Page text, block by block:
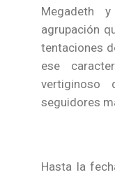
Megadeth
agrupación
tentaciones
ese
seguidores
Hasta la